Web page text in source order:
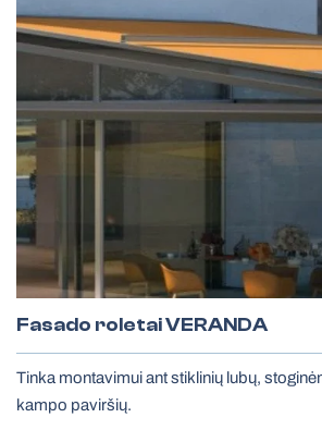
Fasado roletai VERANDA
Tinka montavimui ant stiklinių lubų,
kampo paviršių.